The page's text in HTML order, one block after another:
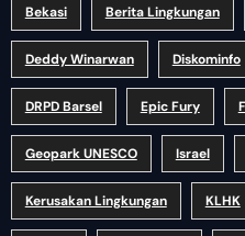
Bekasi Berita Lingkungan
Deddy Winarwan Diskominfo
DRPD Barsel Epic Fury
Geopark UNESCO Israel
Kerusakan Lingkungan KLHK